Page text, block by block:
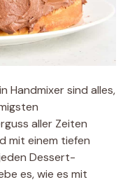
Handmixer sind alles,
aller Zeiten
mit einem tiefen
Dessert-
es, wie es mit